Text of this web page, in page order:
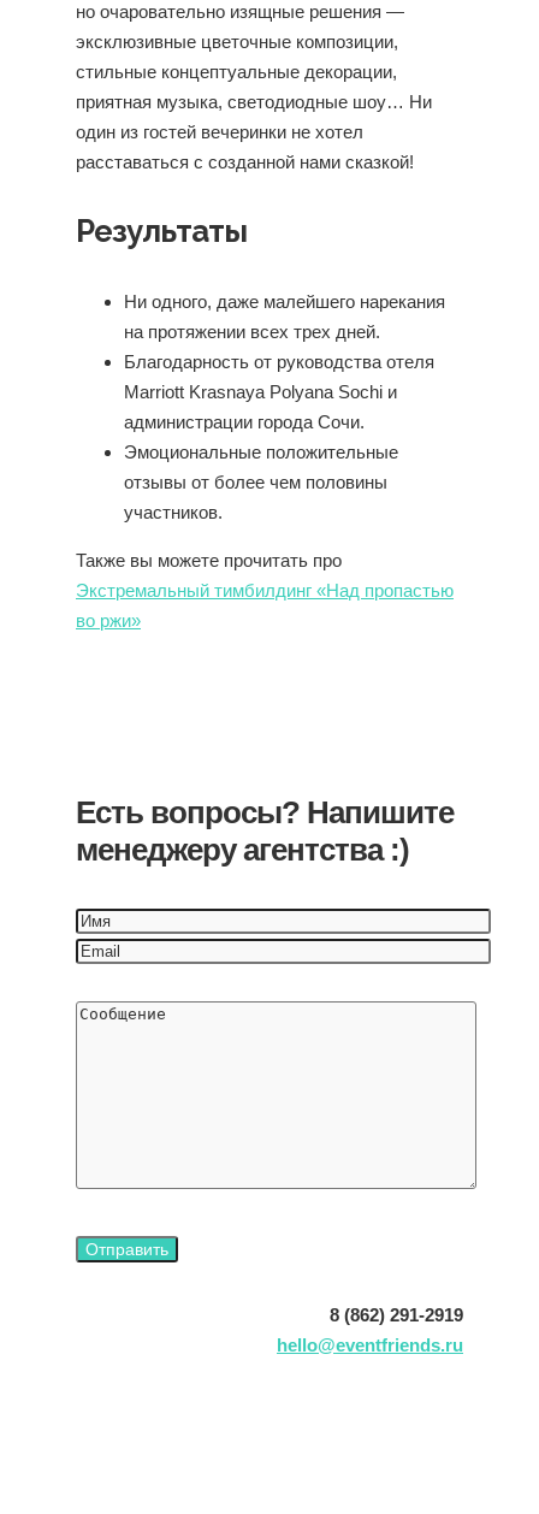
но очаровательно изящные решения —
эксклюзивные цветочные композиции,
стильные концептуальные декорации,
приятная музыка, светодиодные шоу… Ни
один из гостей вечеринки не хотел
расставаться с созданной нами сказкой!
Результаты
Ни одного, даже малейшего нарекания
на протяжении всех трех дней.
Благодарность от руководства отеля
Marriott Krasnaya Polyana Sochi и
администрации города Сочи.
Эмоциональные положительные
отзывы от более чем половины
участников.
Также вы можете прочитать про
Экстремальный тимбилдинг «Над пропастью
во ржи»
Есть вопросы? Напишите
менеджеру агентства :)
8 (862) 291-2919
hello@eventfriends.ru